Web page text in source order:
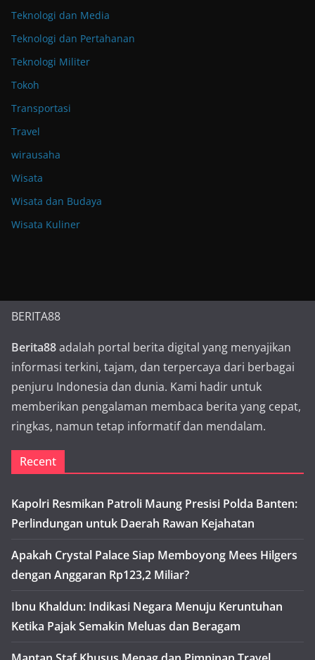
Teknologi dan Media
Teknologi dan Pertahanan
Teknologi Militer
Tokoh
Transportasi
Travel
wirausaha
Wisata
Wisata dan Budaya
Wisata Kuliner
BERITA88
Berita88adalah portal berita digital yang menyajikan
informasi terkini, tajam, dan terpercaya dari berbagai
penjuru Indonesia dan dunia. Kami hadir untuk
memberikan pengalaman membaca berita yang cepat,
ringkas, namun tetap informatif dan mendalam.
Recent
Kapolri Resmikan Patroli Maung Presisi Polda Banten:
Perlindungan untuk Daerah Rawan Kejahatan
Apakah Crystal Palace Siap Memboyong Mees Hilgers
dengan Anggaran Rp123,2 Miliar?
Ibnu Khaldun: Indikasi Negara Menuju Keruntuhan
Ketika Pajak Semakin Meluas dan Beragam